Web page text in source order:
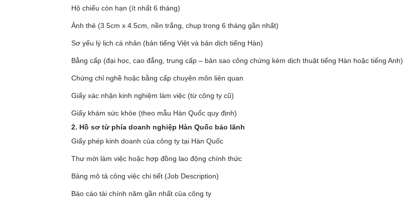
Hộ chiếu còn hạn (ít nhất 6 tháng)
Ảnh thẻ (3.5cm x 4.5cm, nền trắng, chụp trong 6 tháng gần nhất)
Sơ yếu lý lịch cá nhân (bản tiếng Việt và bản dịch tiếng Hàn)
Bằng cấp (đại học, cao đẳng, trung cấp – bản sao công chứng kèm dịch thuật tiếng Hàn hoặc tiếng Anh)
Chứng chỉ nghề hoặc bằng cấp chuyên môn liên quan
Giấy xác nhận kinh nghiệm làm việc (từ công ty cũ)
Giấy khám sức khỏe (theo mẫu Hàn Quốc quy định)
2. Hồ sơ từ phía doanh nghiệp Hàn Quốc bảo lãnh
Giấy phép kinh doanh của công ty tại Hàn Quốc
Thư mời làm việc hoặc hợp đồng lao động chính thức
Bảng mô tả công việc chi tiết (Job Description)
Báo cáo tài chính năm gần nhất của công ty